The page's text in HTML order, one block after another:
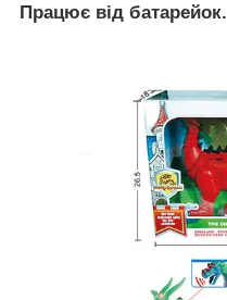
Працює від батарейок.